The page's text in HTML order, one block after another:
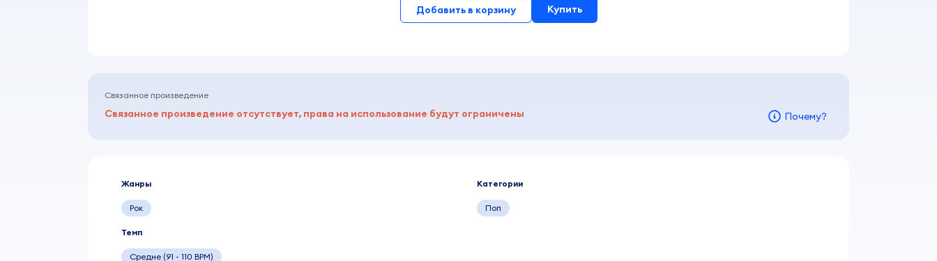
Добавить в корзину Купить
Связанное произведение
Связанное произведение отсутствует, права на использование будут ограничены Почему?
Жанры
Рок
Категории
Поп
Темп
Средне (91 - 110 BPM)